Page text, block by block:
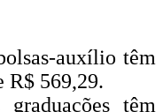
auxílio têm
R$ 569,29.
têm